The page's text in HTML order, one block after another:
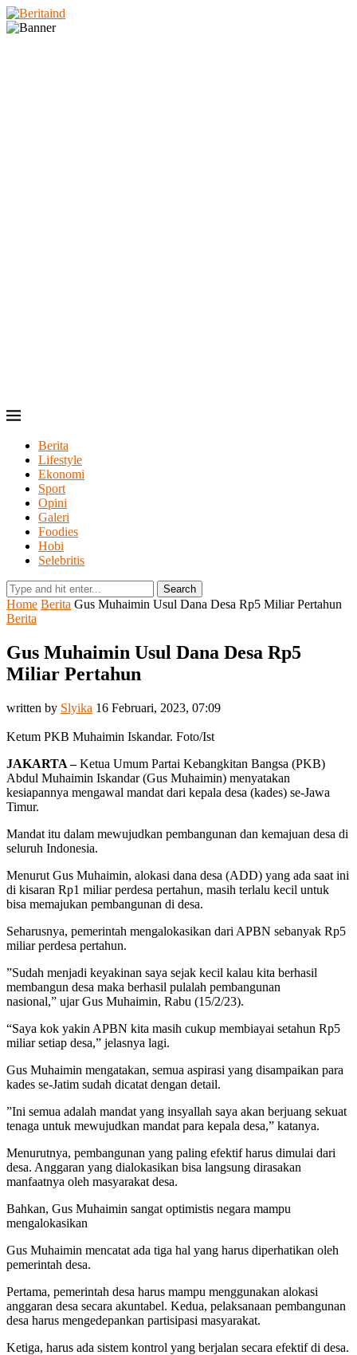
Berita
Lifestyle
Ekonomi
Sport
Opini
Galeri
Foodies
Hobi
Selebritis
Search
Home Berita Gus Muhaimin Usul Dana Desa Rp5 Miliar Pertahun
Berita
Gus Muhaimin Usul Dana Desa Rp5
Miliar Pertahun
written by Slyika 16 Februari, 2023, 07:09
Ketum PKB Muhaimin Iskandar. Foto/Ist
JAKARTA –Ketua Umum Partai Kebangkitan Bangsa (PKB)
Abdul Muhaimin Iskandar (Gus Muhaimin) menyatakan
kesiapannya mengawal mandat dari kepala desa (kades) se-Jawa
Timur.
Mandat itu dalam mewujudkan pembangunan dan kemajuan desa di
seluruh Indonesia.
Menurut Gus Muhaimin, alokasi dana desa (ADD) yang ada saat ini
di kisaran Rp1 miliar perdesa pertahun, masih terlalu kecil untuk
bisa memajukan pembangunan di desa.
Seharusnya, pemerintah mengalokasikan dari APBN sebanyak Rp5
miliar perdesa pertahun.
”Sudah menjadi keyakinan saya sejak kecil kalau kita berhasil
membangun desa maka berhasil pulalah pembangunan
nasional,” ujar Gus Muhaimin, Rabu (15/2/23).
“Saya kok yakin APBN kita masih cukup membiayai setahun Rp5
miliar setiap desa,” jelasnya lagi.
Gus Muhaimin mengatakan, semua aspirasi yang disampaikan para
kades se-Jatim sudah dicatat dengan detail.
”Ini semua adalah mandat yang insyallah saya akan berjuang sekuat
tenaga untuk mewujudkan mandat para kepala desa,” katanya.
Menurutnya, pembangunan yang paling efektif harus dimulai dari
desa. Anggaran yang dialokasikan bisa langsung dirasakan
manfaatnya oleh masyarakat desa.
Bahkan, Gus Muhaimin sangat optimistis negara mampu
mengalokasikan
Gus Muhaimin mencatat ada tiga hal yang harus diperhatikan oleh
pemerintah desa.
Pertama, pemerintah desa harus mampu menggunakan alokasi
anggaran desa secara akuntabel. Kedua, pelaksanaan pembangunan
desa harus mengedepankan partisipasi masyarakat.
Ketiga, harus ada sistem kontrol yang berjalan secara efektif di desa.